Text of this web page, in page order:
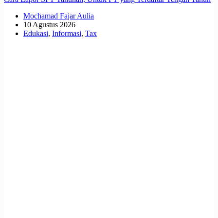
Mochamad Fajar Aulia
10 Agustus 2026
Edukasi, Informasi, Tax